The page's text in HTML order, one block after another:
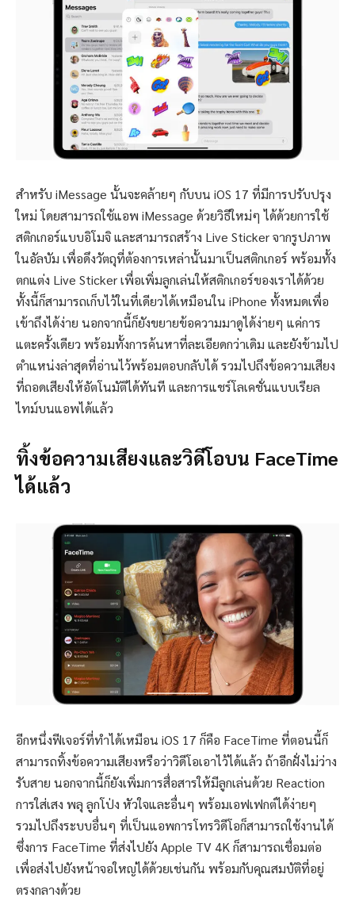
สำหรับ iMessage นั้นจะคล้ายๆ กับบน iOS 17 ที่มีการปรับปรุง
ใหม่ โดยสามารถใช้แอพ iMessage ด้วยวิธีใหม่ๆ ได้ด้วยการใช้
สติกเกอร์แบบอิโมจิ และสามารถสร้าง Live Sticker จากรูปภาพ
ในอัลบัม เพื่อดึงวัตถุที่ต้องการเหล่านั้นมาเป็นสติกเกอร์ พร้อมทั้ง
ตกแต่ง Live Sticker เพื่อเพิ่มลูกเล่นให้สติกเกอร์ของเราได้ด้วย
ทั้งนี้ก็สามารถเก็บไว้ในที่เดียวได้เหมือนใน iPhone ทั้งหมดเพื่อ
เข้าถึงได้ง่าย นอกจากนี้ก็ยังขยายข้อความมาดูได้ง่ายๆ แค่การ
แตะครั้งเดียว พร้อมทั้งการค้นหาที่ละเอียดกว่าเดิม และยังข้ามไป
ตำแหน่งล่าสุดที่อ่านไว้พร้อมตอบกลับได้ รวมไปถึงข้อความเสียง
ที่ถอดเสียงให้อัตโนมัติได้ทันที และการแชร์โลเคชั่นแบบเรียล
ไทม์บนแอพได้แล้ว
ทิ้งข้อความเสียงและวิดีโอบน FaceTime
ได้แล้ว
อีกหนึ่งฟีเจอร์ที่ทำได้เหมือน iOS 17 ก็คือ FaceTime ที่ตอนนี้ก็
สามารถทิ้งข้อความเสียงหรือว่าวิดีโอเอาไว้ได้แล้ว ถ้าอีกฝั่งไม่ว่าง
รับสาย นอกจากนี้ก็ยังเพิ่มการสื่อสารให้มีลูกเล่นด้วย Reaction
การใส่เสง พลุ ลูกโป่ง หัวใจและอื่นๆ พร้อมเอฟเฟกต์ได้ง่ายๆ
รวมไปถึงระบบอื่นๆ ที่เป็นแอพการโทรวิดีโอก็สามารถใช้งานได้
ซึ่งการ FaceTime ที่ส่งไปยัง Apple TV 4K ก็สามารถเชื่อมต่อ
เพื่อส่งไปยังหน้าจอใหญ่ได้ด้วยเช่นกัน พร้อมกับคุณสมบัติที่อยู่
ตรงกลางด้วย